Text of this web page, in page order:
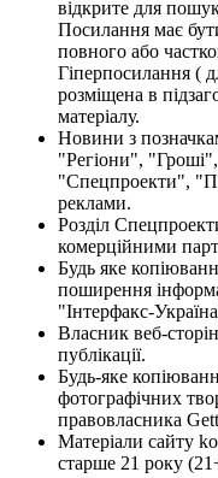
відкрите для
Посилання має
повного або
Гіперпосилання (
розміщена в
матеріалу.
Новини з
"Регіони",
"Спецпроекти",
реклами.
Розділ
комерційними
Будь яке
поширення
"Інтерфакс-
Власник веб-
публікації.
Будь-яке
фотографічних
правовласника
Матеріали сайту
старше 21 року